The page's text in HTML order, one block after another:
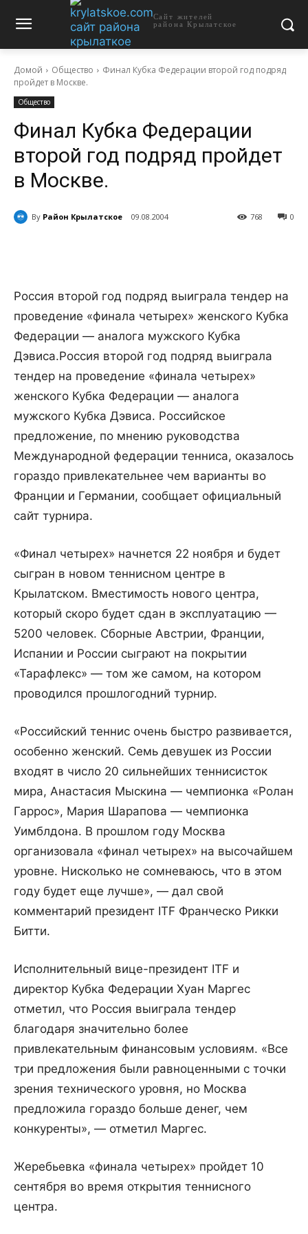
Сайт жителей
района Крылатское
Домой Общество
Финал Кубка Федерации второй год подряд
пройдет в Москве.
Общество
Финал Кубка Федерации
второй год подряд пройдет
в Москве.
By Район Крылатское 09.08.2004 0
768
Россия второй год подряд выиграла тендер на
проведение «финала четырех» женского Кубка
Федерации — аналога мужского Кубка
Дэвиса.Россия второй год подряд выиграла
тендер на проведение «финала четырех»
женского Кубка Федерации — аналога
мужского Кубка Дэвиса. Российское
предложение, по мнению руководства
Международной федерации тенниса, оказалось
гораздо привлекательнее чем варианты во
Франции и Германии, сообщает официальный
сайт турнира.
«Финал четырех» начнется 22 ноября и будет
сыгран в новом теннисном центре в
Крылатском. Вместимость нового центра,
который скоро будет сдан в эксплуатацию —
5200 человек. Сборные Австрии, Франции,
Испании и России сыграют на покрытии
«Тарафлекс» — том же самом, на котором
проводился прошлогодний турнир.
«Российский теннис очень быстро развивается,
особенно женский. Семь девушек из России
входят в число 20 сильнейших теннисисток
мира, Анастасия Мыскина — чемпионка «Ролан
Гаррос», Мария Шарапова — чемпионка
Уимблдона. В прошлом году Москва
организовала «финал четырех» на высочайшем
уровне. Нисколько не сомневаюсь, что в этом
году будет еще лучше», — дал свой
комментарий президент ITF Франческо Рикки
Битти.
Исполнительный вице-президент ITF и
директор Кубка Федерации Хуан Маргес
отметил, что Россия выиграла тендер
благодаря значительно более
привлекательным финансовым условиям. «Все
три предложения были равноценными с точки
зрения технического уровня, но Москва
предложила гораздо больше денег, чем
конкуренты», — отметил Маргес.
Жеребьевка «финала четырех» пройдет 10
сентября во время открытия теннисного
центра.